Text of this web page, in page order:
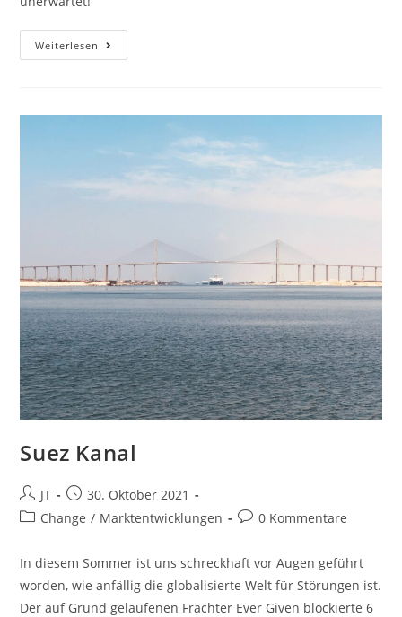
Weiterlesen David
Gegen
Suez Kanal
Beitrags-
Autor:
JT
Beitrag
veröffentlicht:
30. Oktober 2021
Beitrags-
Change / Marktentwicklungen
Beitrags-
0 Kommentare
In diesem Sommer ist uns schreckhaft vor Augen geführt
worden, wie anfällig die globalisierte Welt für Störungen ist.
Der auf Grund gelaufenen Frachter Ever Given blockierte 6